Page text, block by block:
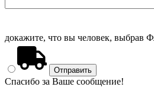
докажите, что вы человек, выбрав
Спасибо за Ваше сообщение!